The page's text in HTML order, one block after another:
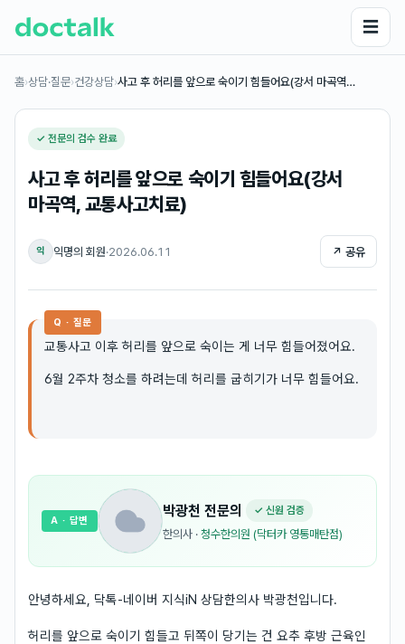
☰
홈›상담·질문›건강상담›사고 후 허리를 앞으로 숙이기 힘들어요(강서 마곡역…
✓ 전문의 검수 완료
사고 후 허리를 앞으로 숙이기 힘들어요(강서
마곡역, 교통사고치료)
익 익명의 회원·2026.06.11 ↗ 공유
Q · 질문
교통사고 이후 허리를 앞으로 숙이는 게 너무 힘들어졌어요.
6월 2주차 청소를 하려는데 허리를 굽히기가 너무 힘들어요.
박광천 전문의 ✓ 신원 검증
한의사 · 청수한의원 (닥터카 영통매탄점)
A · 답변
안녕하세요, 닥톡-네이버 지식iN 상담한의사 박광천입니다.
허리를 앞으로 숙이기 힘들고 뒤쪽이 당기는 건 요추 후방 근육인